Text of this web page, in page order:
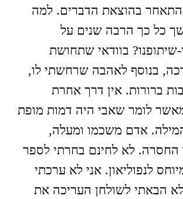
בהוצאת הדברים. למה
כל כך הרבה שנים על
שיתופנו? בוודאי שתחושת
בנוסף לאהבה שרחשתי לו,
ברורות. אין דרך אחרת
לומר שאבי היה דמות מופת
אדם משכמו ומעלה,
החסרה. לא לחינם בחרתי לספר
לנפוליאון. אני לא ערכתי
הבאתי לשולחן העריכה את